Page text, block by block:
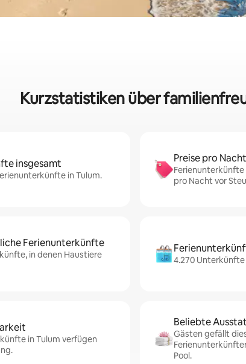
Kurzstatistiken über
insgesamt
in Tulum.
Preise pro
Ferienunterkünfte
pro Nacht vor
Ferienunterkünfte
in denen Haustiere
4.270 Unterkünfte
in Tulum verfügen
Beliebte
Gästen gefällt
Pool.